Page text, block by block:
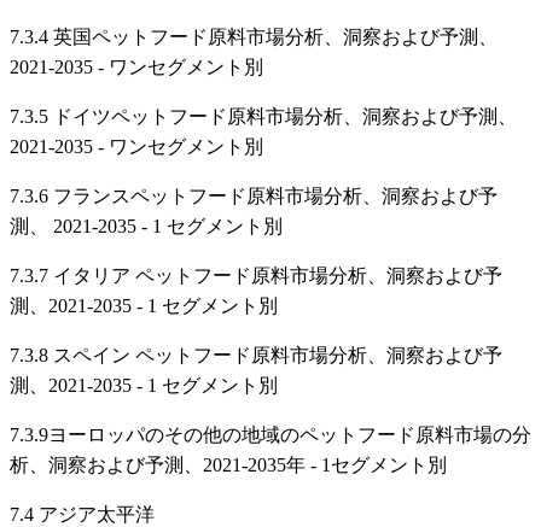
7.3.4 英国ペットフード原料市場分析、洞察および予測、
2021-2035 - ワンセグメント別
7.3.5 ドイツペットフード原料市場分析、洞察および予測、
2021-2035 - ワンセグメント別
7.3.6 フランスペットフード原料市場分析、洞察および予
測、 2021-2035 - 1 セグメント別
7.3.7 イタリア ペットフード原料市場分析、洞察および予
測、2021-2035 - 1 セグメント別
7.3.8 スペイン ペットフード原料市場分析、洞察および予
測、2021-2035 - 1 セグメント別
7.3.9ヨーロッパのその他の地域のペットフード原料市場の分
析、洞察および予測、2021-2035年 - 1セグメント別
7.4 アジア太平洋